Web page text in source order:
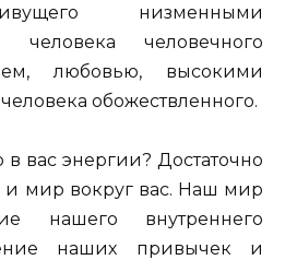
низменными
человека человечного
любовью, высокими
обожествленного.
в вас энергии? Достаточно
и мир вокруг вас. Наш мир
нашего внутреннего
наших привычек и